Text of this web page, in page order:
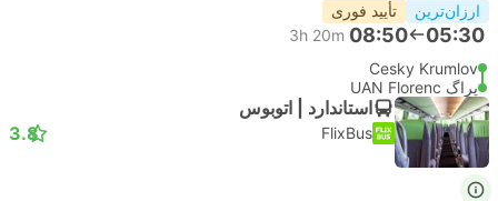
ارزان‌ترین تأیید فوری
05:30
08:50
3h 20m
Cesky Krumlov
پراگ UAN Florenc
استاندارد | اتوبوس
FlixBus
3.8